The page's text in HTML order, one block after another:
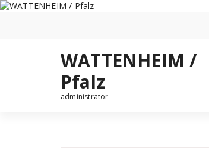
Zum
WATTENHEIM /
Pfalz
administrator